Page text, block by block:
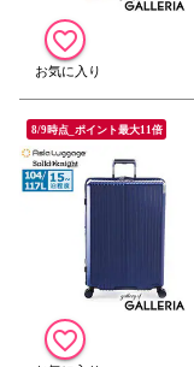
8/9時点_ポイント最大11倍